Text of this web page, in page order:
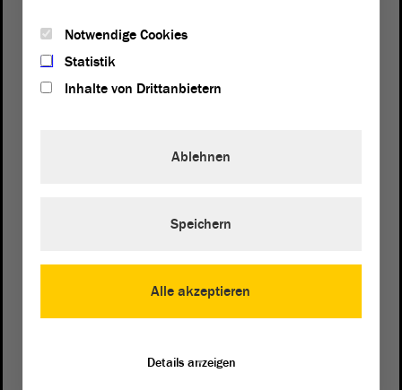
Wegbeschreibung
0391 / 560 - 0
Notwendige Cookies
Statistik
Inhalte von Drittanbietern
Alle akzeptieren
Ablehnen
Speichern
Details anzeigen